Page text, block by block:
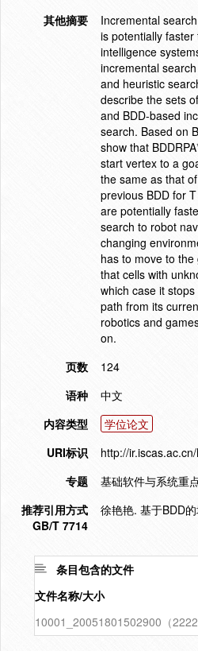
其他摘要
Incremental
is potentially
intelligence
incremental
and heuristic
describe the sets
and BDD-based
search. Based on
show that
start vertex to a
the same as that
previous BDD for
are potentially
search to robot
changing
has to move to
that cells with
which case it
path from its
robotics and
on.
页数
124
语种
中文
内容类型
学位论文
URI标识
http://
专题
基础软件与系统重
推荐引用方式
GB/T 7714
徐艳艳. 基于BDD
条目包含的文件
文件名称/大小
10001_20051801502900（